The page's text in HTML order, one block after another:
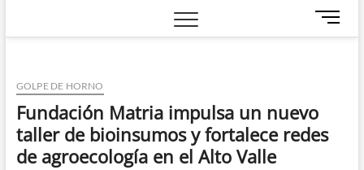
B
o
m
GOLPE DE HORNO
Fundación Matria impulsa un nuevo
taller de bioinsumos y fortalece redes
de agroecología en el Alto Valle